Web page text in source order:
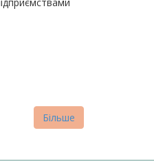
Більше